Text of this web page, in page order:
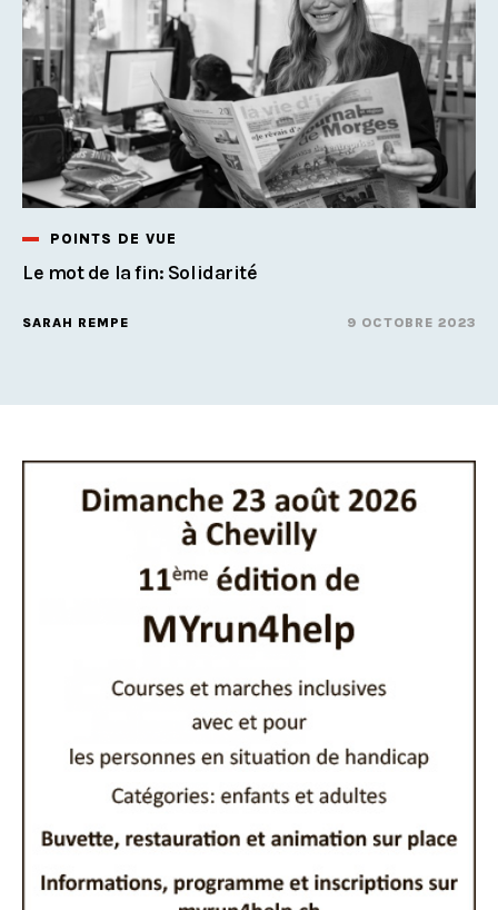
POINTS DE VUE
Le mot de la fin: Solidarité
SARAH REMPE 9 OCTOBRE 2023